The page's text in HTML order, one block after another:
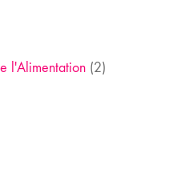
l'Alimentation (2)